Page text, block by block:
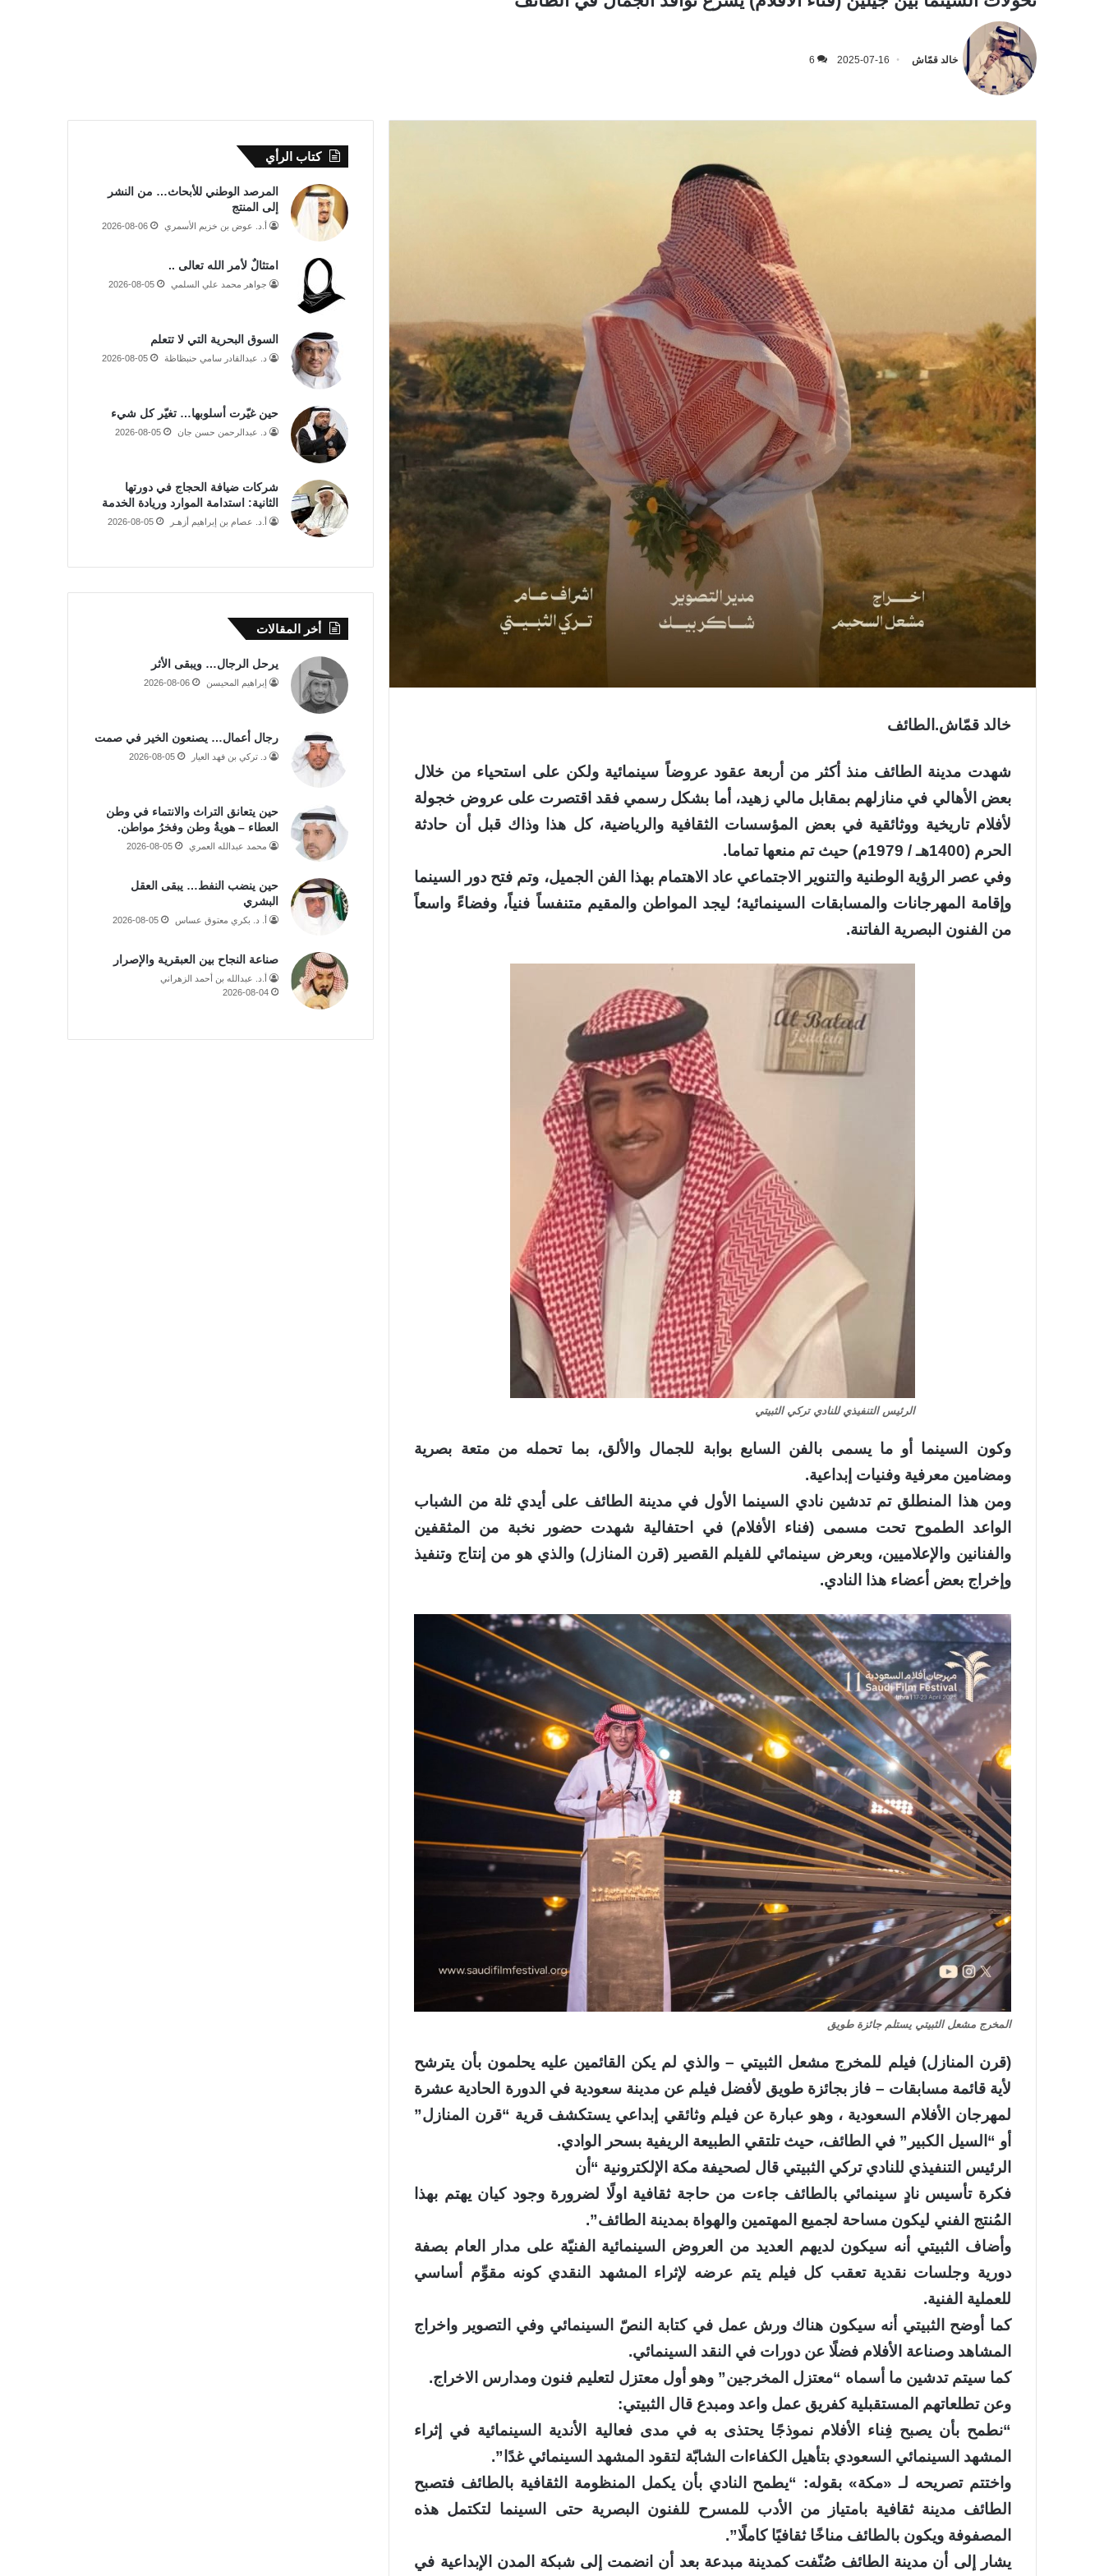
خالد قمّاش 2025-07-16
6
خالد قمّاش.الطائف
شهدت مدينة الطائف منذ أكثر من أربعة عقود عروضاً سينمائية ولكن على استحياء من خلال
بعض الأهالي في منازلهم بمقابل مالي زهيد، أما بشكل رسمي فقد اقتصرت على عروض خجولة
لأفلام تاريخية ووثائقية في بعض المؤسسات الثقافية والرياضية، كل هذا وذاك قبل أن حادثة
الحرم (1400هـ / 1979م) حيث تم منعها تماما.
وفي عصر الرؤية الوطنية والتنوير الاجتماعي عاد الاهتمام بهذا الفن الجميل، وتم فتح دور السينما
وإقامة المهرجانات والمسابقات السينمائية؛ ليجد المواطن والمقيم متنفساً فنياً، وفضاءً واسعاً
من الفنون البصرية الفاتنة.
الرئيس التنفيذي للنادي تركي الثبيتي
وكون السينما أو ما يسمى بالفن السابع بوابة للجمال والألق، بما تحمله من متعة بصرية
ومضامين معرفية وفنيات إبداعية.
ومن هذا المنطلق تم تدشين نادي السينما الأول في مدينة الطائف على أيدي ثلة من الشباب
الواعد الطموح تحت مسمى (فناء الأفلام) في احتفالية شهدت حضور نخبة من المثقفين
والفنانين والإعلاميين، وبعرض سينمائي للفيلم القصير (قرن المنازل) والذي هو من إنتاج وتنفيذ
وإخراج بعض أعضاء هذا النادي.
المخرج مشعل الثبيتي يستلم جائزة طويق
(قرن المنازل) فيلم للمخرج مشعل الثبيتي – والذي لم يكن القائمين عليه يحلمون بأن يترشح
لأية قائمة مسابقات – فاز بجائزة طويق لأفضل فيلم عن مدينة سعودية في الدورة الحادية عشرة
لمهرجان الأفلام السعودية ، وهو عبارة عن فيلم وثائقي إبداعي يستكشف قرية “قرن المنازل”
أو “السيل الكبير” في الطائف، حيث تلتقي الطبيعة الريفية بسحر الوادي.
الرئيس التنفيذي للنادي تركي الثبيتي قال لصحيفة مكة الإلكترونية “أن
فكرة تأسيس نادٍ سينمائي بالطائف جاءت من حاجة ثقافية اولًا لضرورة وجود كيان يهتم بهذا
المُنتج الفني ليكون مساحة لجميع المهتمين والهواة بمدينة الطائف”.
وأضاف الثبيتي أنه سيكون لديهم العديد من العروض السينمائية الفنيّة على مدار العام بصفة
دورية وجلسات نقدية تعقب كل فيلم يتم عرضه لإثراء المشهد النقدي كونه مقوِّم أساسي
للعملية الفنية.
كما أوضح الثبيتي أنه سيكون هناك ورش عمل في كتابة النصّ السينمائي وفي التصوير واخراج
المشاهد وصناعة الأفلام فضلًا عن دورات في النقد السينمائي.
كما سيتم تدشين ما أسماه “معتزل المخرجين” وهو أول معتزل لتعليم فنون ومدارس الاخراج.
وعن تطلعاتهم المستقبلية كفريق عمل واعد ومبدع قال الثبيتي:
“نطمح بأن يصبح فِناء الأفلام نموذجًا يحتذى به في مدى فعالية الأندية السينمائية في إثراء
المشهد السينمائي السعودي بتأهيل الكفاءات الشابّة لتقود المشهد السينمائي غدًا”.
واختتم تصريحه لـ «مكة» بقوله: “يطمح النادي بأن يكمل المنظومة الثقافية بالطائف فتصبح
الطائف مدينة ثقافية بامتياز من الأدب للمسرح للفنون البصرية حتى السينما لتكتمل هذه
المصفوفة ويكون بالطائف مناخًا ثقافيًا كاملًا”.
يشار إلى أن مدينة الطائف صُنّفت كمدينة مبدعة بعد أن انضمت إلى شبكة المدن الإبداعية في
كتاب الرأي
المرصد الوطني للأبحاث… من النشر
إلى المنتج
أ.د. عوض بن خزيم الأسمري 2026-08-06
امتثالٌ لأمر الله تعالى ..
جواهر محمد علي السلمي 2026-08-05
السوق البحرية التي لا تتعلم
د. عبدالقادر سامي حنبظاظة 2026-08-05
حين غيّرت أسلوبها… تغيّر كل شيء
د. عبدالرحمن حسن جان 2026-08-05
شركات ضيافة الحجاج في دورتها
الثانية: استدامة الموارد وريادة الخدمة
أ.د. عصام بن إبراهيم أزهـر 2026-08-05
أخر المقالات
يرحل الرجال… ويبقى الأثر
إبراهيم المحيسن 2026-08-06
رجال أعمال… يصنعون الخير في صمت
د. تركي بن فهد العيار 2026-08-05
حين يتعانق التراث والانتماء في وطن
العطاء – هويةُ وطن وفخرُ مواطن.
محمد عبدالله العمري 2026-08-05
حين ينضب النفط… يبقى العقل
البشري
أ. د. بكري معتوق عساس 2026-08-05
صناعة النجاح بين العبقرية والإصرار
أ.د. عبدالله بن أحمد الزهراني
2026-08-04